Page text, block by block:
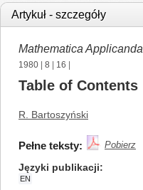
Artykuł - szczegóły
Mathematica Applicanda
1980 8 16
Table of Contents
R. Bartoszyński
Pełne teksty: Pobierz
Języki publikacji
EN